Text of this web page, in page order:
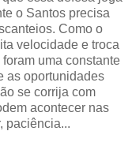
o Santos precisa
Como o
velocidade e troca
uma constante
as oportunidades
se corrija com
acontecer nas
paciência...